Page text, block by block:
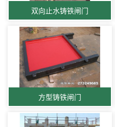
双向止水铸铁闸门
方型铸铁闸门